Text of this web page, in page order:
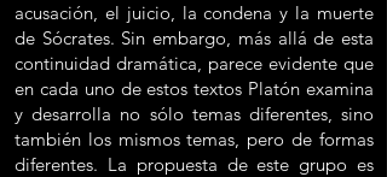
acusación, el juicio, la condena y la muerte
de Sócrates. Sin embargo, más allá de esta
continuidad dramática, parece evidente que
en cada uno de estos textos Platón examina
y desarrolla no sólo temas diferentes, sino
también los mismos temas, pero de formas
diferentes. La propuesta de este grupo es